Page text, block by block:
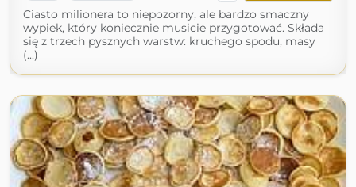
Ciasto milionera to niepozorny, ale bardzo smaczny
wypiek, który koniecznie musicie przygotować. Składa
się z trzech pysznych warstw: kruchego spodu, masy
(...)